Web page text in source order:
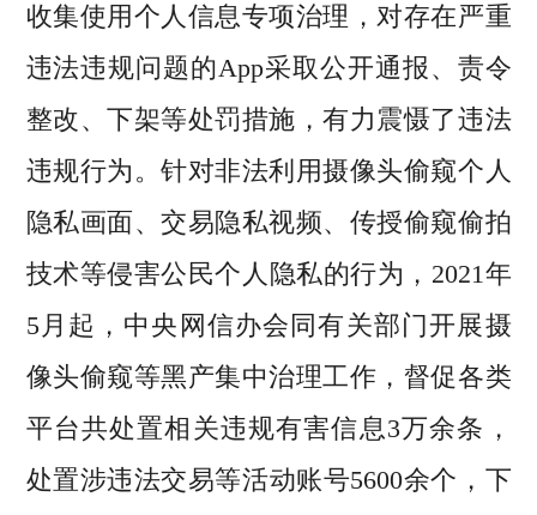
收集使用个人信息专项治理，对存在严重
违法违规问题的App采取公开通报、责令
整改、下架等处罚措施，有力震慑了违法
违规行为。针对非法利用摄像头偷窥个人
隐私画面、交易隐私视频、传授偷窥偷拍
技术等侵害公民个人隐私的行为，2021年
5月起，中央网信办会同有关部门开展摄
像头偷窥等黑产集中治理工作，督促各类
平台共处置相关违规有害信息3万余条，
处置涉违法交易等活动账号5600余个，下